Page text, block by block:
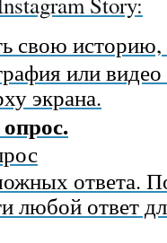
свою
или
экрана.
опрос.
любой ответ